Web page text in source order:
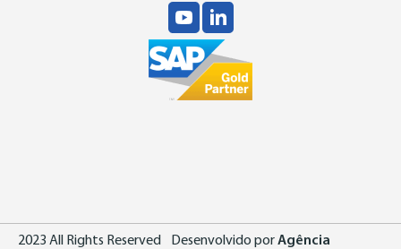
2023 All Rights Reserved Desenvolvido porAgência